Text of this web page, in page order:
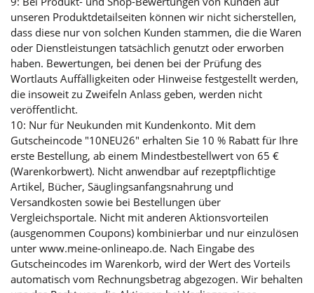
unseren Produktdetailseiten können wir nicht sicherstellen,
dass diese nur von solchen Kunden stammen, die die Waren
oder Dienstleistungen tatsächlich genutzt oder erworben
haben. Bewertungen, bei denen bei der Prüfung des
Wortlauts Auffälligkeiten oder Hinweise festgestellt werden,
die insoweit zu Zweifeln Anlass geben, werden nicht
veröffentlicht.
10: Nur für Neukunden mit Kundenkonto. Mit dem
Gutscheincode "10NEU26" erhalten Sie 10 % Rabatt für Ihre
erste Bestellung, ab einem Mindestbestellwert von 65 €
(Warenkorbwert). Nicht anwendbar auf rezeptpflichtige
Artikel, Bücher, Säuglingsanfangsnahrung und
Versandkosten sowie bei Bestellungen über
Vergleichsportale. Nicht mit anderen Aktionsvorteilen
(ausgenommen Coupons) kombinierbar und nur einzulösen
unter www.meine-onlineapo.de. Nach Eingabe des
Gutscheincodes im Warenkorb, wird der Wert des Vorteils
automatisch vom Rechnungsbetrag abgezogen. Wir behalten